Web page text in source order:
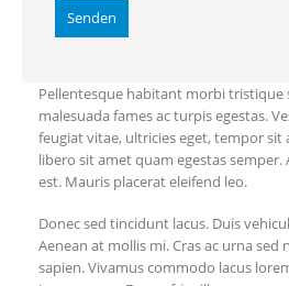
Pellentesque habitant morbi tristique
malesuada fames ac turpis egestas.
feugiat vitae, ultricies eget, tempor sit
libero sit amet quam egestas
est. Mauris placerat eleifend leo.
Donec sed tincidunt lacus. Duis
Aenean at mollis mi. Cras ac urna
sapien. Vivamus commodo lacus